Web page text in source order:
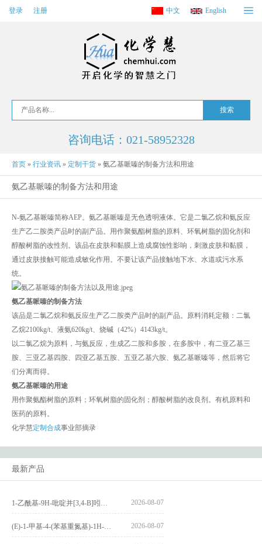
登录 注册 中文 English
咨询电话：021-58952328
首页 » 行业资讯 » 定制干货 » 氨乙基哌嗪的制备方法和用途
氨乙基哌嗪的制备方法和用途
N-氨乙基哌嗪简称AEP。氨乙基哌嗪是无色透明液体。它是二氯乙烷和氨反应
生产乙二胺类产品时的副产品。用作聚氨酯树脂的原料、环氧树脂的固化剂和
醇酸树脂的改性剂。该品在皮肤和黏膜上造成腐蚀性影响，刺激皮肤和黏膜，
通过皮肤接触可能造成敏化作用。不要让该产品接触地下水、水道或污水系
统。
氨乙基哌嗪的制备方法
该品是二氯乙烷和氨反应生产乙二胺类产品时的副产品。原料消耗定额：二氯
乙烷2100kg/t、液氨620kg/t、烧碱（42%）4143kg/t。
以二氯乙烷为原料，与氨反应，生成乙二胺和多胺，在多胺中，有二亚乙基三
胺、三亚乙基四胺、四亚乙基五胺、五亚乙基六胺、氨乙基哌嗪等，然后将它
们分离而得。
氨乙基哌嗪的用途
用作聚氨酯树脂的原料；环氧树脂的固化剂；醇酸树脂的改良剂。有机原料和
医药的原料。
化学慧定制合成事业部摘录
最新产品
2026-08-07
2026-08-07